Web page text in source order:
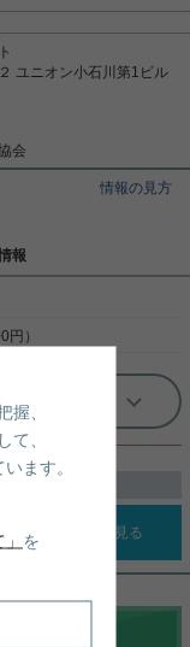
ユニオン小石川第1ビル
会
情報の見方
報
）
詳細を見る
握、
て、
ます。
を